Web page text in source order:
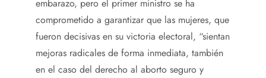
embarazo, pero el primer ministro se ha
comprometido a garantizar que las mujeres, que
fueron decisivas en su victoria electoral, “sientan
mejoras radicales de forma inmediata, también
en el caso del derecho al aborto seguro y